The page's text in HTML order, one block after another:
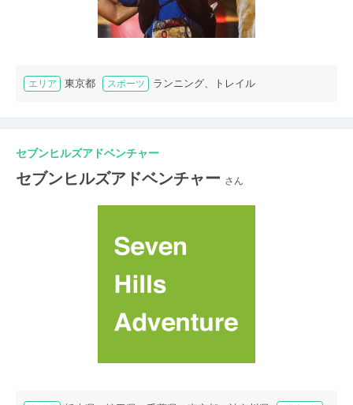
エリア 東京都 スポーツ ランニング、トレイル
セブンヒルズアドベンチャー
セブンヒルズアドベンチャー さん